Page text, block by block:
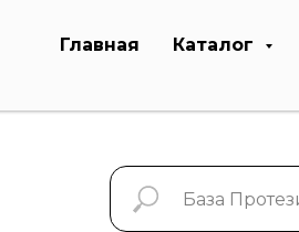
Главная Каталог